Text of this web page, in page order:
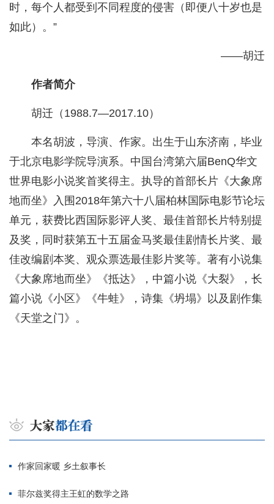
时，每个人都受到不同程度的侵害（即便八十岁也是
如此）。”
——胡迁
作者简介
胡迁（1988.7—2017.10）
本名胡波，导演、作家。出生于山东济南，毕业
于北京电影学院导演系。中国台湾第六届BenQ华文
世界电影小说奖首奖得主。执导的首部长片《大象席
地而坐》入围2018年第六十八届柏林国际电影节论坛
单元，获费比西国际影评人奖、最佳首部长片特别提
及奖，同时获第五十五届金马奖最佳剧情长片奖、最
佳改编剧本奖、观众票选最佳影片奖等。著有小说集
《大象席地而坐》《抵达》，中篇小说《大裂》，长
篇小说《小区》《牛蛙》，诗集《坍塌》以及剧作集
《天堂之门》。
作家回家暖 乡土叙事长
菲尔兹奖得主王虹的数学之路